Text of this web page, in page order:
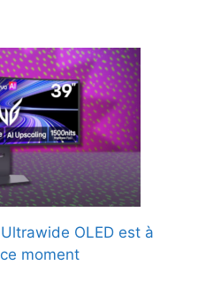
OLED est à
moment